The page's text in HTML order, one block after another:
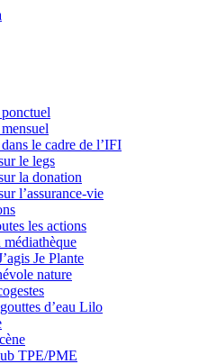
le cadre de l’IFI
le legs
la donation
l’assurance-vie
les actions
médiathèque
Je Plante
nature
d’eau Lilo
TPE/PME